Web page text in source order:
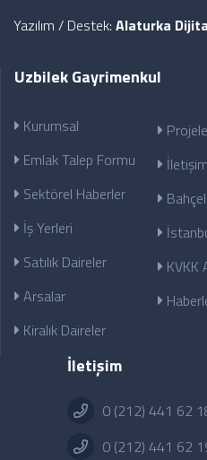
Yazılım / Destek: Alaturka
Uzbilek Gayrimenkul
Kurumsal
Emlak Talep Formu
Sektörel Haberler
İş Yerleri
Satılık Daireler
Arsalar
Kiralık Daireler
İletişim
KVKK
İletişim
0 (212) 441 62
0 (212) 441 62